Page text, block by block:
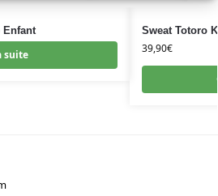
Enfant
suite
Sweat Totoro
39,90€